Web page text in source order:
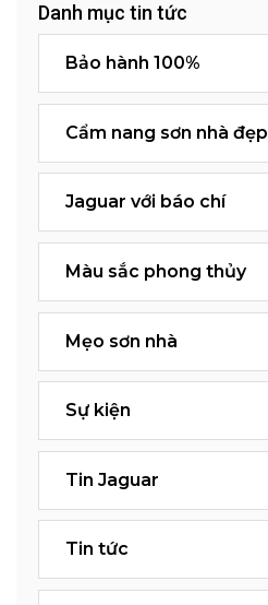
Danh mục tin tức
Bảo hành 100%
Cẩm nang sơn nhà đẹp
Jaguar với báo chí
Màu sắc phong thủy
Mẹo sơn nhà
Sự kiện
Tin Jaguar
Tin tức